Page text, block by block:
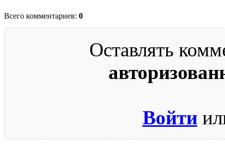
Всего комментариев: 0
Оставлять
Войти